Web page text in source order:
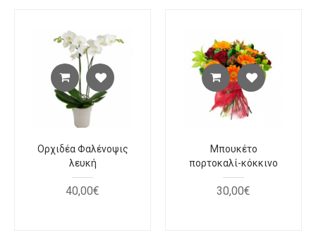
Ορχιδέα Φαλένοψις
λευκή
40,00€
Μπουκέτο
πορτοκαλί-κόκκινο
30,00€